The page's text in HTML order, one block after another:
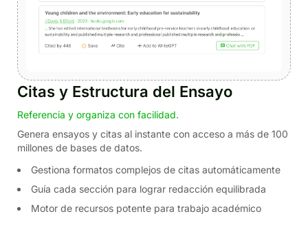
Citas y Estructura del Ensayo
Referencia y organiza con facilidad.
Genera ensayos y citas al instante con acceso a más de 100
millones de bases de datos.
Gestiona formatos complejos de citas automáticamente
Guía cada sección para lograr redacción equilibrada
Motor de recursos potente para trabajo académico